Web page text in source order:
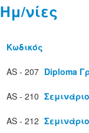
Ημ/νίες
Κωδικός
AS - 207 Diploma
AS - 210
AS - 212